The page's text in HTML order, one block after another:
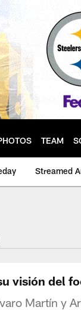
TEAM
Streamed
visión del
Martín y